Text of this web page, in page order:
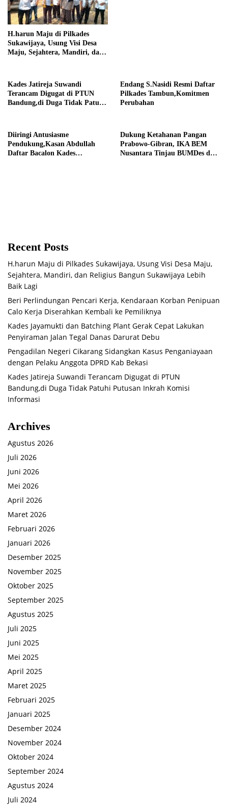
H.harun Maju di Pilkades
Sukawijaya, Usung Visi Desa
Maju, Sejahtera, Mandiri, dan
Kades Jatireja Suwandi
Terancam Digugat di PTUN
Bandung,di Duga Tidak Patuhi
Endang S.Nasidi Resmi Daftar
Pilkades Tambun,Komitmen
Perubahan
Diiringi Antusiasme
Pendukung,Kasan Abdullah
Daftar Bacalon Kades
Dukung Ketahanan Pangan
Prabowo-Gibran, IKA BEM
Nusantara Tinjau BUMDes dan
Recent Posts
H.harun Maju di Pilkades Sukawijaya, Usung Visi Desa Maju,
Sejahtera, Mandiri, dan Religius Bangun Sukawijaya Lebih
Baik Lagi
Beri Perlindungan Pencari Kerja, Kendaraan Korban Penipuan
Calo Kerja Diserahkan Kembali ke Pemiliknya
Kades Jayamukti dan Batching Plant Gerak Cepat Lakukan
Penyiraman Jalan Tegal Danas Darurat Debu
Pengadilan Negeri Cikarang Sidangkan Kasus Penganiayaan
dengan Pelaku Anggota DPRD Kab Bekasi
Kades Jatireja Suwandi Terancam Digugat di PTUN
Bandung,di Duga Tidak Patuhi Putusan Inkrah Komisi
Informasi
Archives
Agustus 2026
Juli 2026
Juni 2026
Mei 2026
April 2026
Maret 2026
Februari 2026
Januari 2026
Desember 2025
November 2025
Oktober 2025
September 2025
Agustus 2025
Juli 2025
Juni 2025
Mei 2025
April 2025
Maret 2025
Februari 2025
Januari 2025
Desember 2024
November 2024
Oktober 2024
September 2024
Agustus 2024
Juli 2024